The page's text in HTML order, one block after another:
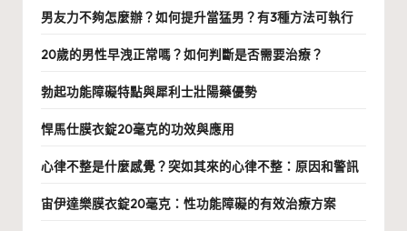
男友力不夠怎麼辦？如何提升當猛男？有3種方法可執行
20歲的男性早洩正常嗎？如何判斷是否需要治療？
勃起功能障礙特點與犀利士壯陽藥優勢
悍馬仕膜衣錠20毫克的功效與應用
心律不整是什麼感覺？突如其來的心律不整：原因和警訊
宙伊達樂膜衣錠20毫克：性功能障礙的有效治療方案